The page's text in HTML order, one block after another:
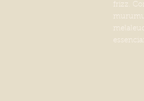
frizz.